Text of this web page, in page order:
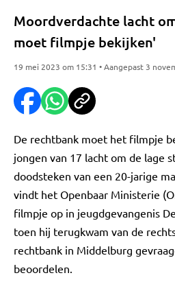
Moordverdachte lacht
moet filmpje bekijken'
19 mei 2023 om 15:31 • Aangepast 3
De rechtbank moet het filmpje
jongen van 17 lacht om de lage
doodsteken van een 20-jarige
vindt het Openbaar Ministerie
filmpje op in jeugdgevangenis
toen hij terugkwam van de
rechtbank in Middelburg
beoordelen.